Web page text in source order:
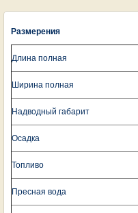
Размерения
Длина полная
Ширина полная
Надводный габарит
Осадка
Топливо
Пресная вода